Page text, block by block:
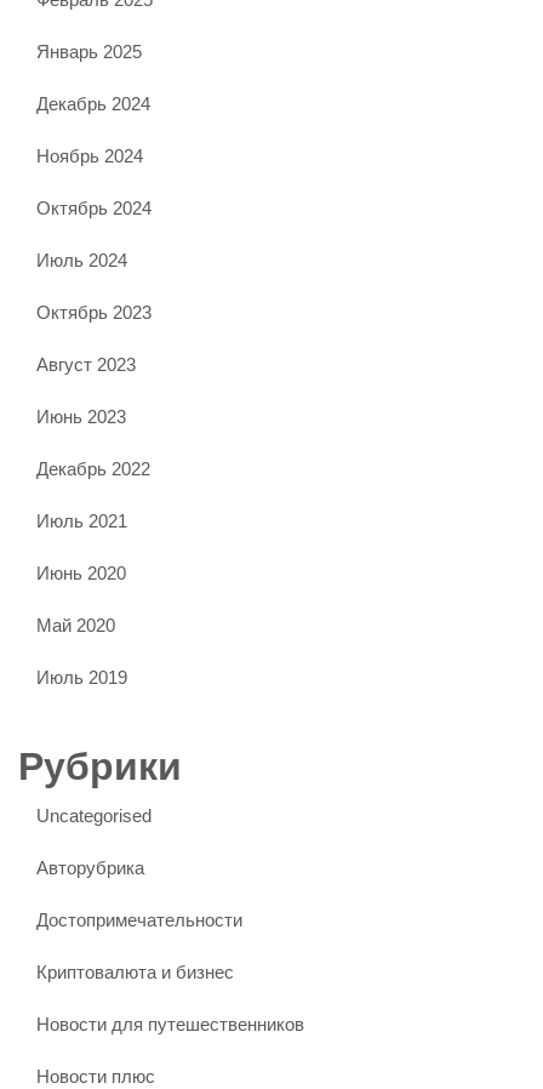
Январь 2025
Декабрь 2024
Ноябрь 2024
Октябрь 2024
Июль 2024
Октябрь 2023
Август 2023
Июнь 2023
Декабрь 2022
Июль 2021
Июнь 2020
Май 2020
Июль 2019
Рубрики
Uncategorised
Авторубрика
Достопримечательности
Криптовалюта и бизнес
Новости для путешественников
Новости плюс